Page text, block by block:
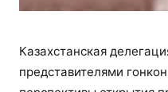
Казахстанская
представителями